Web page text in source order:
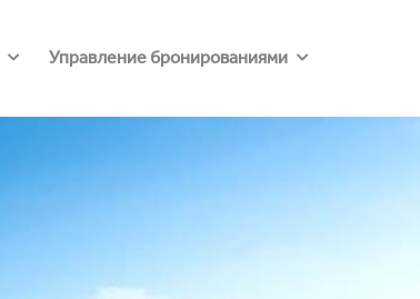
Управление бронированиями